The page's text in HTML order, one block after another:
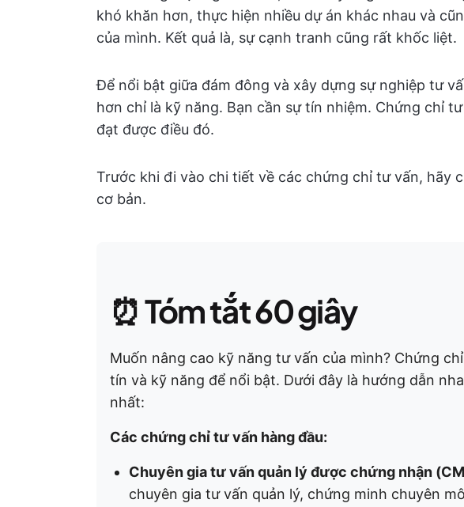
khó khăn hơn, thực hiện nhiều dự án khác nhau và
của mình. Kết quả là, sự cạnh tranh cũng rất khốc liệt.
Để nổi bật giữa đám đông và xây dựng sự nghiệp tư
hơn chỉ là kỹ năng. Bạn cần sự tín nhiệm. Chứng chỉ
đạt được điều đó.
Trước khi đi vào chi tiết về các chứng chỉ tư vấn, hãy
cơ bản.
⏰Tóm tắt 60 giây
Muốn nâng cao kỹ năng tư vấn của mình? Chứng
tín và kỹ năng để nổi bật. Dưới đây là hướng dẫn
nhất:
Các chứng chỉ tư vấn hàng đầu:
Chuyên gia tư vấn quản lý được chứng nhận
chuyên gia tư vấn quản lý, chứng minh chuyên